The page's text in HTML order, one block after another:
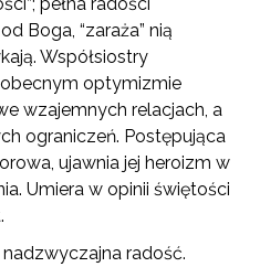
pełna radości
Boga, “zaraża” nią
Współsiostry
optymizmie
wzajemnych relacjach, a
ograniczeń. Postępująca
ujawnia jej heroizm w
Umiera w opinii świętości
radość.